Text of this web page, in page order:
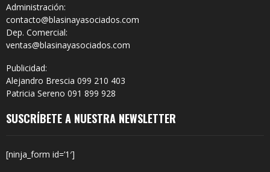
Administración:
contacto@blasinayasociados.com
Dep. Comercial:
ventas@blasinayasociados.com
Publicidad:
Alejandro Brescia 099 210 403
Patricia Sereno 091 899 928
SUSCRÍBETE A NUESTRA NEWSLETTER
[ninja_form id=’1′]